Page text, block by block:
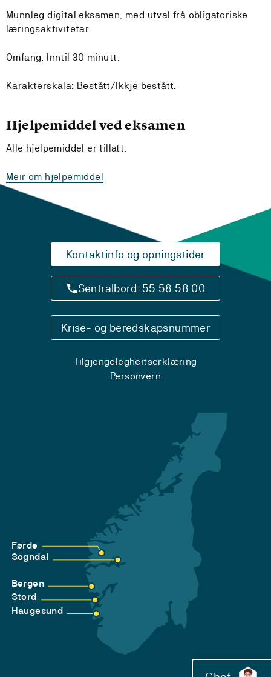
Munnleg digital eksamen, med utval frå obligatoriske
læringsaktivitetar.
Omfang: Inntil 30 minutt.
Karakterskala: Bestått/Ikkje bestått.
Hjelpemiddel ved eksamen
Alle hjelpemiddel er tillatt.
Meir om hjelpemiddel
Kontaktinfo og opningstider
Sentralbord: 55 58 58 00
Krise- og beredskapsnummer
Tilgjengelegheitserklæring
Personvern
Førde
Sogndal
Bergen
Stord
Haugesund